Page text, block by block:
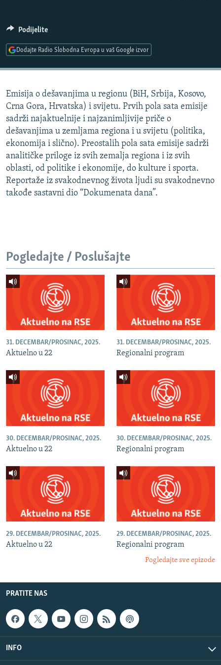
DNEVNO@RSE
SPECIJALI RSE
POPLAVE I KLIZIŠTA U BIH 2024.
TV LIBERTY
POST SCRIPTUM
MOJA EVROPA
TRI DECENIJE OD RATA U BIH
SVE KARTE DEJTONA
PRATITE NAS
Sve RFE/RL stranice
Podijelite
Dodajte Radio Slobodna Evropa u vaš Google izvor
Emisija o dešavanjima u regionu (BiH, Srbija, Kosovo,
Crna Gora, Hrvatska) i svijetu. Prvih pola sata emisije
sadrži najaktuelnije i najzanimljivije priče o
dešavanjima u zemljama regiona i u svijetu (politika,
ekonomija i slično). Preostalih pola sata emisije sadrži
analitičke priloge iz svih zemalja regiona i iz svih
oblasti, od politike i ekonomije, do kulture i sporta.
Reportaže iz svakodnevnog života ljudi su svakodnevno
takođe sastavni dio “Dokumenata dana”.
Pogledajte / Poslušajte
31. DECEMBAR/PROSINAC, 2025.
Aktuelno u 22
31. DECEMBAR/PROSINAC, 2025.
Regionalni program
30. DECEMBAR/PROSINAC, 2025.
Aktuelno u 22
30. DECEMBAR/PROSINAC, 2025.
Regionalni program
29. DECEMBAR/PROSINAC, 2025.
Aktuelno u 22
29. DECEMBAR/PROSINAC, 2025.
Regionalni program
Pogledajte sve epizode
PRATITE NAS
INFO